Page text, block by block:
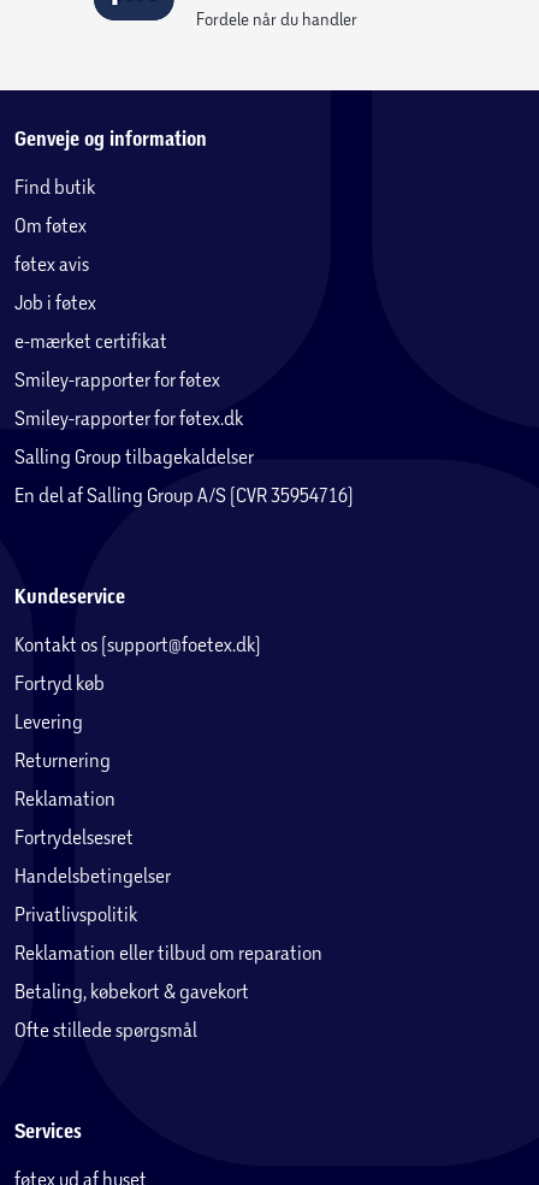
Fordele når du handler
Genveje og information
Find butik
Om føtex
føtex avis
Job i føtex
e-mærket certifikat
Smiley-rapporter for føtex
Smiley-rapporter for føtex.dk
Salling Group tilbagekaldelser
En del af Salling Group A/S (CVR 35954716)
Kundeservice
Kontakt os (support@foetex.dk)
Fortryd køb
Levering
Returnering
Reklamation
Fortrydelsesret
Handelsbetingelser
Privatlivspolitik
Reklamation eller tilbud om reparation
Betaling, købekort & gavekort
Ofte stillede spørgsmål
Services
føtex ud af huset